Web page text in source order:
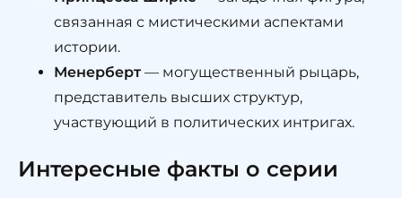
связанная с мистическими аспектами
истории.
Менерберт— могущественный рыцарь,
представитель высших структур,
участвующий в политических интригах.
Интересные факты о серии